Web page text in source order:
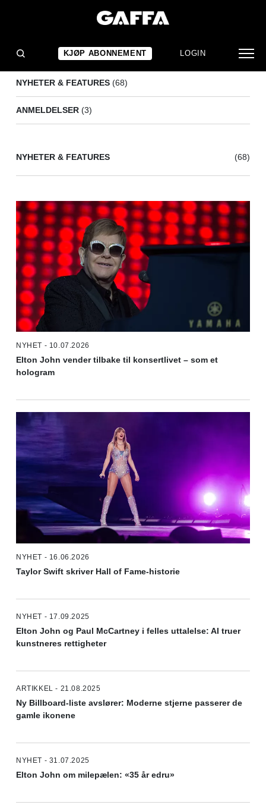
KJØP ABONNEMENT LOGIN
NYHETER & FEATURES (68)
ANMELDELSER (3)
NYHETER & FEATURES (68)
NYHET - 10.07.2026
Elton John vender tilbake til konsertlivet – som et
hologram
NYHET - 16.06.2026
Taylor Swift skriver Hall of Fame-historie
NYHET - 17.09.2025
Elton John og Paul McCartney i felles uttalelse: AI truer
kunstneres rettigheter
ARTIKKEL - 21.08.2025
Ny Billboard-liste avslører: Moderne stjerne passerer de
gamle ikonene
NYHET - 31.07.2025
Elton John om milepælen: «35 år edru»